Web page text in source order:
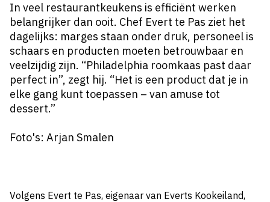
In veel restaurantkeukens is efficiënt werken
belangrijker dan ooit. Chef Evert te Pas ziet het
dagelijks: marges staan onder druk, personeel is
schaars en producten moeten betrouwbaar en
veelzijdig zijn. “Philadelphia roomkaas past daar
perfect in”, zegt hij. “Het is een product dat je in
elke gang kunt toepassen – van amuse tot
dessert.”
Foto's: Arjan Smalen
Volgens Evert te Pas, eigenaar van Everts Kookeiland,